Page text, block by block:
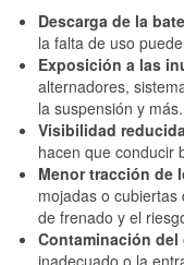
Descarga de la
la falta de uso
Exposición a las
alternadores,
la suspensión y más.
Visibilidad reducida
hacen que conducir
Menor tracción de
mojadas o
de frenado y el
Contaminación
inadecuado o la